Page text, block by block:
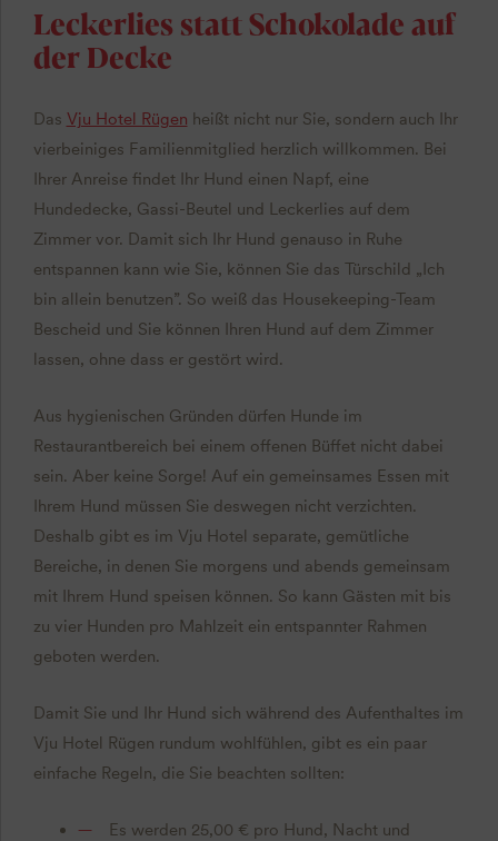
Leckerlies statt Schokolade auf
der Decke
Das Vju Hotel Rügen heißt nicht nur Sie, sondern auch Ihr
vierbeiniges Familienmitglied herzlich willkommen. Bei
Ihrer Anreise findet Ihr Hund einen Napf, eine
Hundedecke, Gassi-Beutel und Leckerlies auf dem
Zimmer vor. Damit sich Ihr Hund genauso in Ruhe
entspannen kann wie Sie, können Sie das Türschild „Ich
bin allein benutzen”. So weiß das Housekeeping-Team
Bescheid und Sie können Ihren Hund auf dem Zimmer
lassen, ohne dass er gestört wird.
Aus hygienischen Gründen dürfen Hunde im
Restaurantbereich bei einem offenen Büffet nicht dabei
sein. Aber keine Sorge! Auf ein gemeinsames Essen mit
Ihrem Hund müssen Sie deswegen nicht verzichten.
Deshalb gibt es im Vju Hotel separate, gemütliche
Bereiche, in denen Sie morgens und abends gemeinsam
mit Ihrem Hund speisen können. So kann Gästen mit bis
zu vier Hunden pro Mahlzeit ein entspannter Rahmen
geboten werden.
Damit Sie und Ihr Hund sich während des Aufenthaltes im
Vju Hotel Rügen rundum wohlfühlen, gibt es ein paar
einfache Regeln, die Sie beachten sollten:
Es werden 25,00 € pro Hund, Nacht und